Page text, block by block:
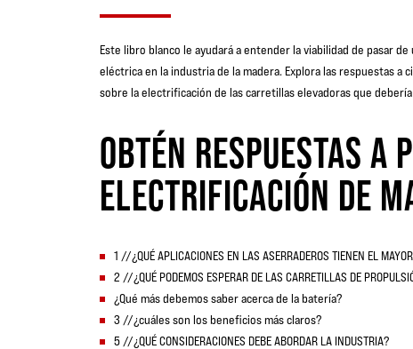
Este libro blanco le ayudará a entender la viabilidad de pasar
eléctrica en la industria de la madera. Explora las respuestas
sobre la electrificación de las carretillas elevadoras que
OBTÉN RESPUESTAS A
ELECTRIFICACIÓN DE
1 //¿QUÉ APLICACIONES EN LAS ASERRADEROS TIENEN EL
2 //¿QUÉ PODEMOS ESPERAR DE LAS CARRETILLAS DE
¿Qué más debemos saber acerca de la batería?
3 //¿cuáles son los beneficios más claros?
5 //¿QUÉ CONSIDERACIONES DEBE ABORDAR LA INDUSTRIA?